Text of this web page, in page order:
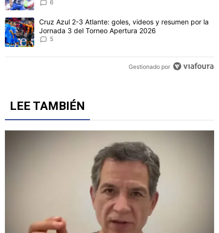
6
Un artículo de tendencia con el título "Cruz Azul 2-3 Atlante:
Cruz Azul 2-3 Atlante: goles, videos y resumen por la
Jornada 3 del Torneo Apertura 2026
5
Gestionado por
LEE TAMBIÉN